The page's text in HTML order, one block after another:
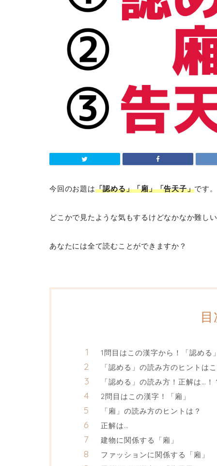
今回のお題は「認める」「廂」「告天子」です。
どこかで見たような気もするけどなかなか難し
あなたには全て読むことができますか？
1問目はこの漢字から！「認める
「認める」の読み方のヒントは
「認める」の読み方！正解は…！
2問目はこの漢字！「廂」
「廂」の読み方のヒントは？
正解は…
建物に関係する「廂」
ファッションに関係する「廂」